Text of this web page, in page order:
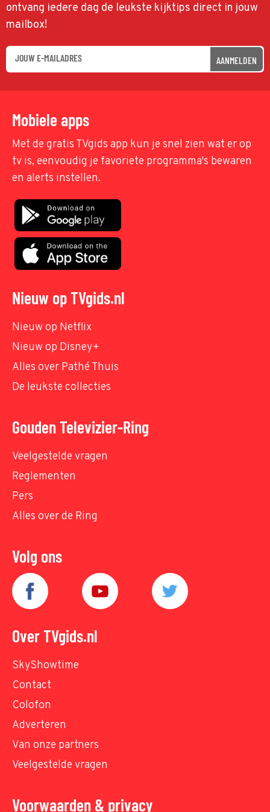
ontvang iedere dag de leukste kijktips direct in jouw
mailbox!
AANMELDEN
Mobiele apps
Met de gratis TVgids app kun je snel zien wat er op
tv is, eenvoudig je favoriete programma's bewaren
en alerts instellen.
Nieuw op TVgids.nl
Nieuw op Netflix
Nieuw op Disney+
Alles over Pathé Thuis
De leukste collecties
Gouden Televizier-Ring
Veelgestelde vragen
Reglementen
Pers
Alles over de Ring
Volg ons
Over TVgids.nl
SkyShowtime
Contact
Colofon
Adverteren
Van onze partners
Veelgestelde vragen
Voorwaarden & privacy